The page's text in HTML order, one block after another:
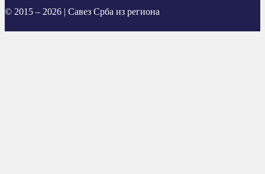
© 2015 – 2026 | Савез Срба из региона